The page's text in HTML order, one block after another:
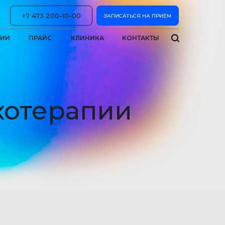
+7 473 200-10-00
КОНТАКТЫ
КЛИНИКА
ПРАЙС
ЗАПИСАТЬСЯ НА ПРИЁМ